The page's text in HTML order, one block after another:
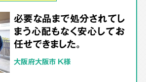
必要な品まで処分されてし
まう心配もなく安心してお
任せできました。
大阪府大阪市 K様